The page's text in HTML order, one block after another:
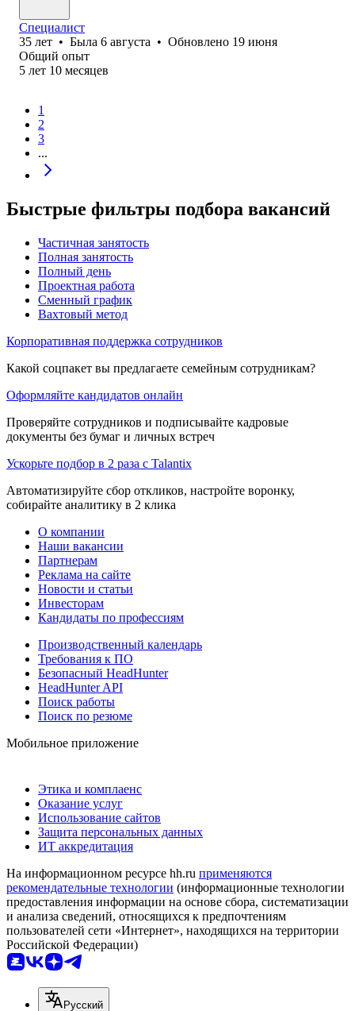
Специалист
35 лет • Была 6 августа • Обновлено 19 июня
Общий опыт
5 лет 10 месяцев
1
2
3
...
Быстрые фильтры подбора вакансий
Частичная занятость
Полная занятость
Полный день
Проектная работа
Сменный график
Вахтовый метод
Корпоративная поддержка сотрудников
Какой соцпакет вы предлагаете семейным сотрудникам?
Оформляйте кандидатов онлайн
Проверяйте сотрудников и подписывайте кадровые
документы без бумаг и личных встреч
Ускорьте подбор в 2 раза с Talantix
Автоматизируйте сбор откликов, настройте воронку,
собирайте аналитику в 2 клика
О компании
Наши вакансии
Партнерам
Реклама на сайте
Новости и статьи
Инвесторам
Кандидаты по профессиям
Производственный календарь
Требования к ПО
Безопасный HeadHunter
HeadHunter API
Поиск работы
Поиск по резюме
Мобильное приложение
Этика и комплаенс
Оказание услуг
Использование сайтов
Защита персональных данных
ИТ аккредитация
На информационном ресурсе hh.ru применяются
рекомендательные технологии (информационные технологии
предоставления информации на основе сбора, систематизации
и анализа сведений, относящихся к предпочтениям
пользователей сети «Интернет», находящихся на территории
Российской Федерации)
Русский